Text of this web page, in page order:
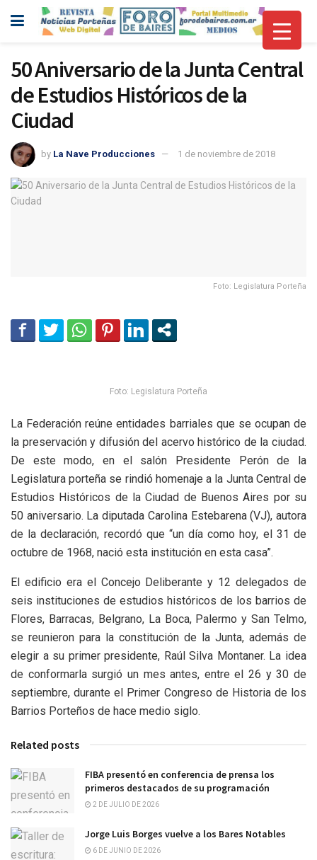
50 Aniversario de la Junta Central
de Estudios Históricos de la
Ciudad
by La Nave Producciones 1 de noviembre de 2018
Foto: Legislatura Porteña
Foto: Legislatura Porteña
La Federación reúne entidades barriales que se ocupan de
la preservación y difusión del acervo histórico de la ciudad.
De este modo, en el salón Presidente Perón de la
Legislatura porteña se rindió homenaje a la Junta Central de
Estudios Históricos de la Ciudad de Buenos Aires por su
50 aniversario. La diputada Carolina Estebarena (VJ), autora
de la declaración, recordó que “un día como hoy, el 31 de
octubre de 1968, nació esta institución en esta casa”.
El edificio era el Concejo Deliberante y 12 delegados de
seis instituciones de estudios históricos de los barrios de
Flores, Barracas, Belgrano, La Boca, Palermo y San Telmo,
se reunieron para la constitución de la Junta, además de
elegir a su primer presidente, Raúl Silva Montaner. La idea
de conformarla surgió un mes antes, entre el 26 y 30 de
septiembre, durante el Primer Congreso de Historia de los
Barrios Porteños de hace medio siglo.
Related posts
FIBA presentó en conferencia de prensa los
primeros destacados de su programación
2 DE JULIO DE 2026
Jorge Luis Borges vuelve a los Bares Notables
6 DE JUNIO DE 2026